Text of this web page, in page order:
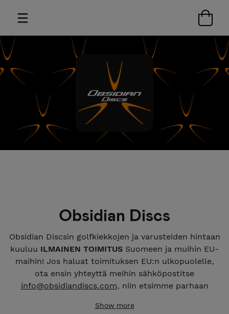
Obsidian Discs
Obsidian Discsin golfkiekkojen ja varusteiden hintaan
kuuluu ILMAINEN TOIMITUS Suomeen ja muihin EU-
maihin! Jos haluat toimituksen EU:n ulkopuolelle,
ota ensin yhteyttä meihin sähköpostitse
info@obsidiandiscs.com, niin etsimme parhaan
Show more